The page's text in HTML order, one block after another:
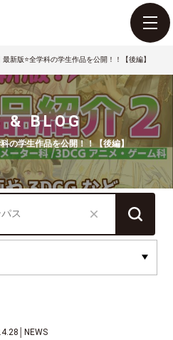
最新版⭐全学科の学生作品を公開！！【後編】
& BLOG
の学生作品を公開！！【後編】
NEWS